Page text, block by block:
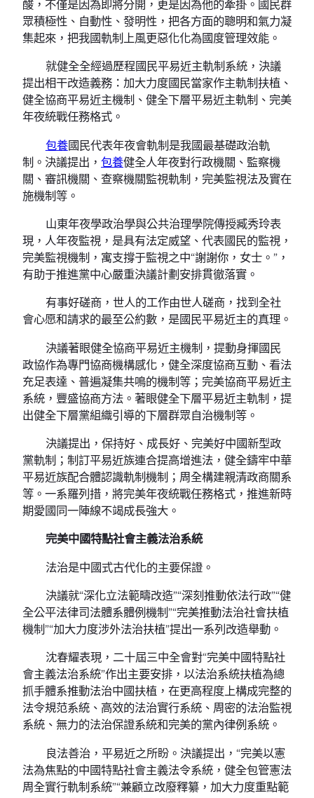
酸，不僅是因為即將分開，更是因為他的牽掛。國民群
眾積極性、自動性、發明性，把各方面的聰明和氣力凝
集起來，把我國軌制上風更惡化化為國度管理效能。
就健全全經過歷程國民平易近主軌制系統，決議
提出相干改造義務：加大力度國民當家作主軌制扶植、
健全協商平易近主機制、健全下層平易近主軌制、完美
年夜統戰任務格式。
包養國民代表年夜會軌制是我國最基礎政治軌
制。決議提出， 包養健全人年夜對行政機關、監察機
關、審訊機關、查察機關監視軌制，完美監視法及實在
施機制等。
山東年夜學政治學與公共治理學院傳授臧秀玲表
現，人年夜監視，是具有法定威望、代表國民的監視，
完美監視機制，寓支撐于監視之中“謝謝你，女士。”，
有助于推進黨中心嚴重決議計劃安排貫徹落實。
有事好磋商，世人的工作由世人磋商，找到全社
會心愿和請求的最至公約數，是國民平易近主的真理。
決議著眼健全協商平易近主機制，提動身揮國民
政協作為專門協商機構感化，健全深度協商互動、看法
充足表達、普遍凝集共鳴的機制等；完美協商平易近主
系統，豐盛協商方法。著眼健全下層平易近主軌制，提
出健全下層黨組織引導的下層群眾自治機制等。
決議提出，保持好、成長好、完美好中國新型政
黨軌制；制訂平易近族連合提高增進法，健全鑄牢中華
平易近族配合體認識軌制機制；周全構建親清政商關系
等。一系羅列措，將完美年夜統戰任務格式，推進新時
期愛國同一陣線不竭成長強大。
完美中國特點社會主義法治系統
法治是中國式古代化的主要保證。
決議就“深化立法範疇改造”“深刻推動依法行政”“健
全公平法律司法體系體例機制”“完美推動法治社會扶植
機制”“加大力度涉外法治扶植”提出一系列改造舉動。
沈春耀表現，二十屆三中全會對“完美中國特點社
會主義法治系統”作出主要安排，以法治系統扶植為總
抓手體系推動法治中國扶植，在更高程度上構成完整的
法令規范系統、高效的法治實行系統、周密的法治監視
系統、無力的法治保證系統和完美的黨內律例系統。
良法善治，平易近之所盼。決議提出，“完美以憲
法為焦點的中國特點社會主義法令系統，健全包管憲法
周全實行軌制系統”“兼顧立改廢釋纂，加大力度重點範